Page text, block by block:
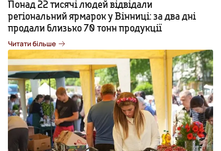
Понад 22 тисячі людей відвідали
регіональний ярмарок у Вінниці: за два дні
продали близько 70 тонн продукції
Читати більше